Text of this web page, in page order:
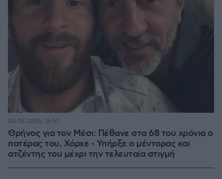
Θρήνος για τον Μέσι: Πέθανε στα 68 του χρόνια ο
πατέρας του, Χόρχε - Υπήρξε ο μέντορας και
ατζέντης του μέχρι την τελευταία στιγμή
08.08.2026, 16:05